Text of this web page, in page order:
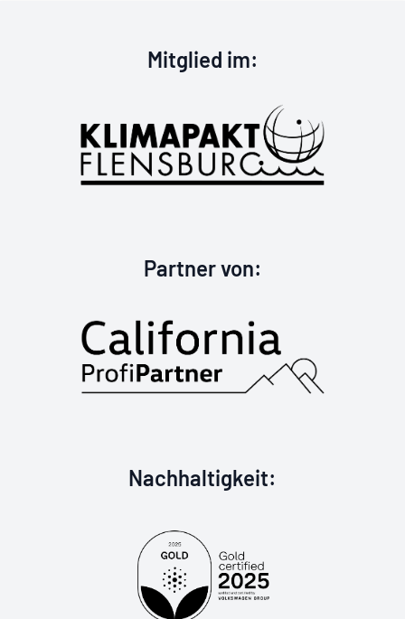
Mitglied imKlimapakt
:
Partner vonCalifornia
:
Nachhaltigkeit: